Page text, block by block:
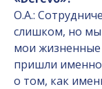
О.А.:
слишком, но мы
мои жизненные
пришли именно
о том, как